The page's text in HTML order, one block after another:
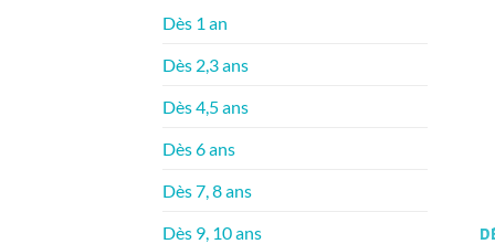
Dès 1 an
Dès 2,3 ans
Dès 4,5 ans
Dès 6 ans
Dès 7, 8 ans
Dès 9, 10 ans